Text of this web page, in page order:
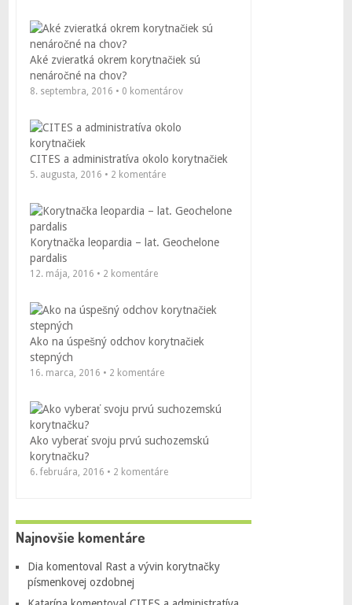
Aké zvieratká okrem korytnačiek sú
nenáročné na chov?
8. septembra, 2016 • 0 komentárov
CITES a administratíva okolo korytnačiek
5. augusta, 2016 • 2 komentáre
Korytnačka leopardia – lat. Geochelone
pardalis
12. mája, 2016 • 2 komentáre
Ako na úspešný odchov korytnačiek
stepných
16. marca, 2016 • 2 komentáre
Ako vyberať svoju prvú suchozemskú
korytnačku?
6. februára, 2016 • 2 komentáre
Najnovšie komentáre
Dia komentoval Rast a vývin korytnačky
písmenkovej ozdobnej